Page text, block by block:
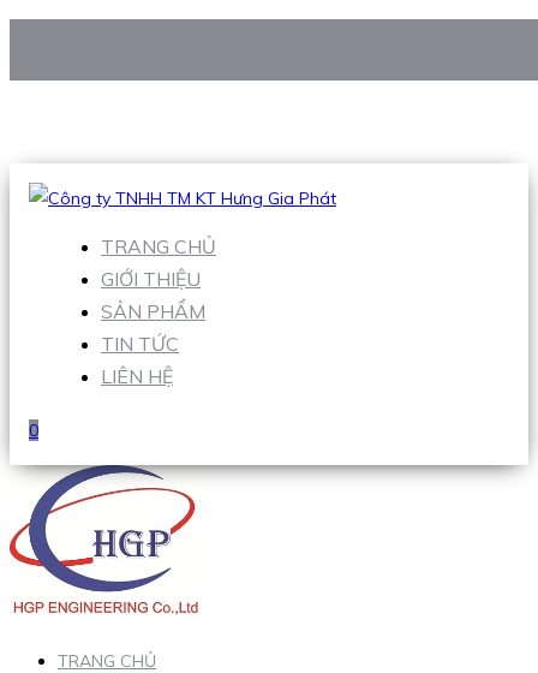
Hotline:0938 906 663
TRANG CHỦ
GIỚI THIỆU
SẢN PHẨM
TIN TỨC
LIÊN HỆ
0
TRANG CHỦ